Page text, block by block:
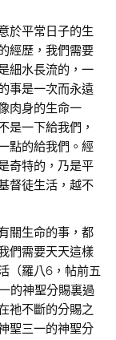
於平常日子的生
經歷，我們需要
細水長流的，一
事是一次而永遠
肉身的生命一
是一下給我們，
點的給我們。經
奇特的，乃是平
督徒生活，越不
關生命的事，都
們需要天天這樣
（羅八6，帖前五
的神聖分賜裏過
祂不斷的分賜之
聖三一的神聖分